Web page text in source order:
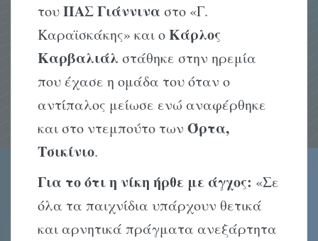
τουΠΑΣ Γιάννινα στο «Γ.
Καραϊσκάκης» και οΚάρλος
Καρβαλιάλ στάθηκε στην ηρεμία
που έχασε η ομάδα του όταν ο
αντίπαλος μείωσε ενώ αναφέρθηκε
και στο ντεμπούτο τωνΌρτα,
Τσικίνιο.
Για το ότι η νίκη ήρθε με άγχος: «Σε
όλα τα παιχνίδια υπάρχουν θετικά
και αρνητικά πράγματα ανεξάρτητα